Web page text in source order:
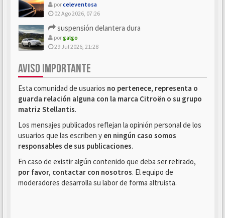
porceleventosa
02 Ago 2026, 07:26
suspensión delantera dura
porgalgo
29 Jul 2026, 21:28
AVISO IMPORTANTE
Esta comunidad de usuarios no pertenece, representa o
guarda relación alguna con la marca Citroën o su grupo
matriz Stellantis.
Los mensajes publicados reflejan la opinión personal de los
usuarios que las escriben y en ningún caso somos
responsables de sus publicaciones.
En caso de existir algún contenido que deba ser retirado,
por favor, contactar con nosotros. El equipo de
moderadores desarrolla su labor de forma altruista.